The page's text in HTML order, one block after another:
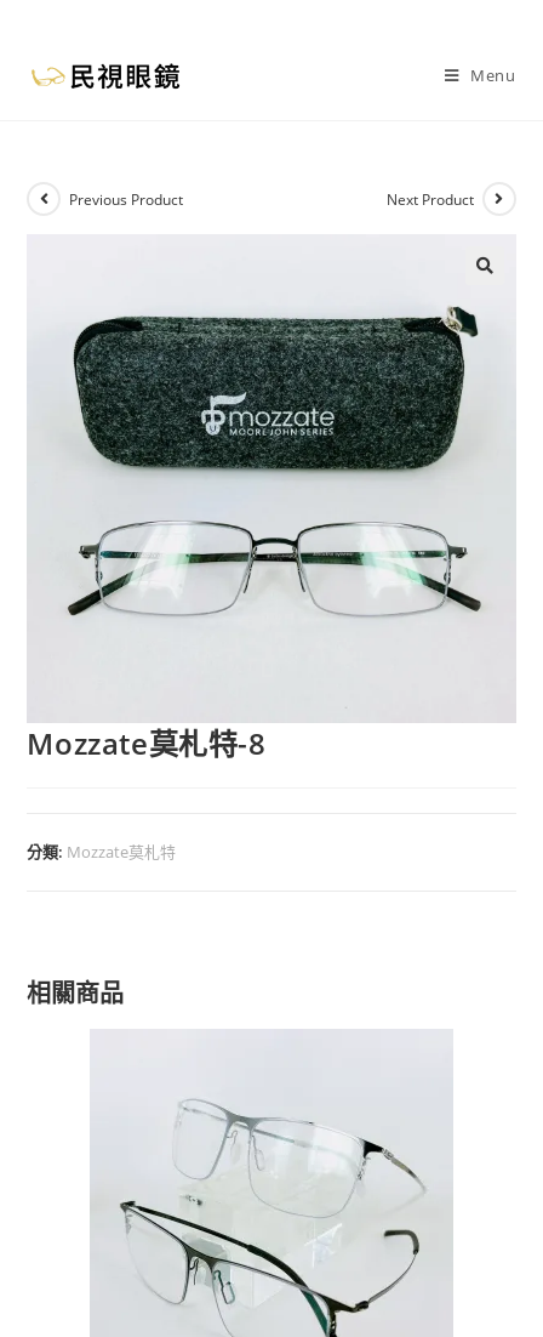
Menu
Previous Product Next Product
Mozzate莫札特-8
分類: Mozzate莫札特
相關商品